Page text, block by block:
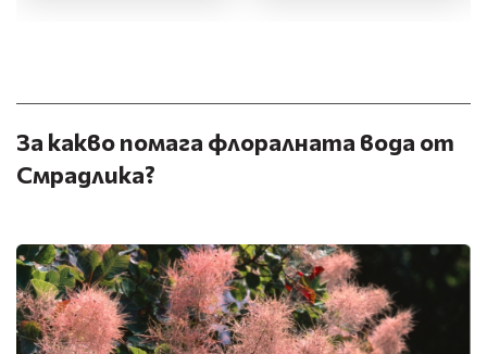
За какво помага флоралната вода от
Смрадлика?